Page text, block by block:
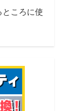
ころに使